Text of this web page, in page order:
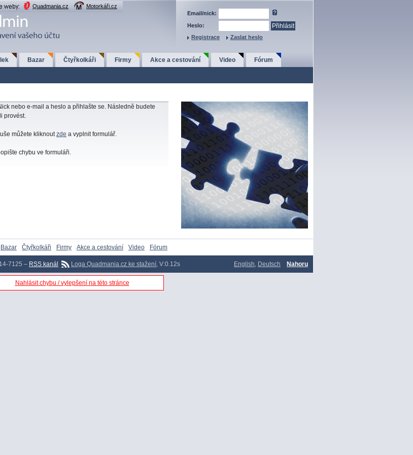
Quadmania.cz
Motorkáři.cz
Email/nick:
Heslo:
Registrace
Zaslat heslo
Bazar Čtyřkolkáři Firmy Akce a cestování Video Fórum
nebo e-mail a heslo a přihlašte se. Následně budete
provést.
můžete kliknoutzde a vyplnit formulář.
chybu ve formuláři.
Bazar Čtyřkolkáři Firmy Akce a cestování Video Fórum
English, Deutsch Nahoru
7125 – RSS kanál Loga Quadmania.cz ke stažení, V:0.12s
Nahlásit chybu / vylepšení na této stránce